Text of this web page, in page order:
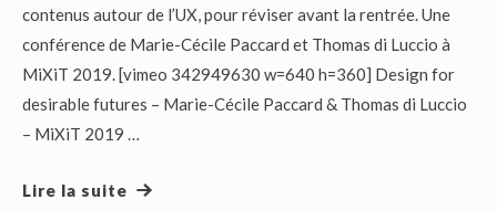
contenus autour de l’UX, pour réviser avant la rentrée. Une
conférence de Marie-Cécile Paccard et Thomas di Luccio à
MiXiT 2019. [vimeo 342949630 w=640 h=360] Design for
desirable futures – Marie-Cécile Paccard & Thomas di Luccio
– MiXiT 2019 …
Lire la suite